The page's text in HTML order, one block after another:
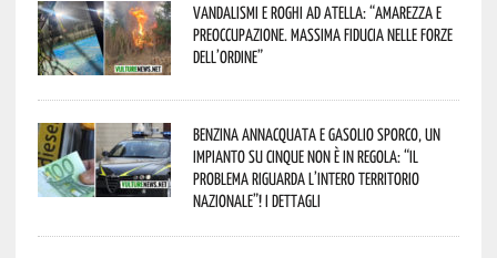
Vandalismi e roghi ad Atella: “Amarezza e
preoccupazione. Massima fiducia nelle Forze
dell’Ordine”
Benzina annacquata e gasolio sporco, un
impianto su cinque non è in regola: “il
problema riguarda l’intero territorio
Nazionale”! I dettagli